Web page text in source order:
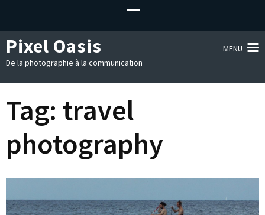
Pixel Oasis
De la photographie à la communication
MENU
Tag: travel
photography